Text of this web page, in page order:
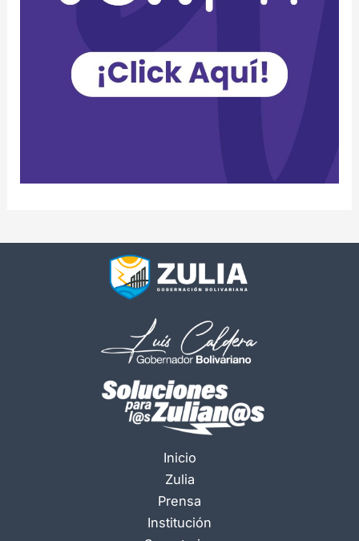
Inicio
Zulia
Prensa
Institución